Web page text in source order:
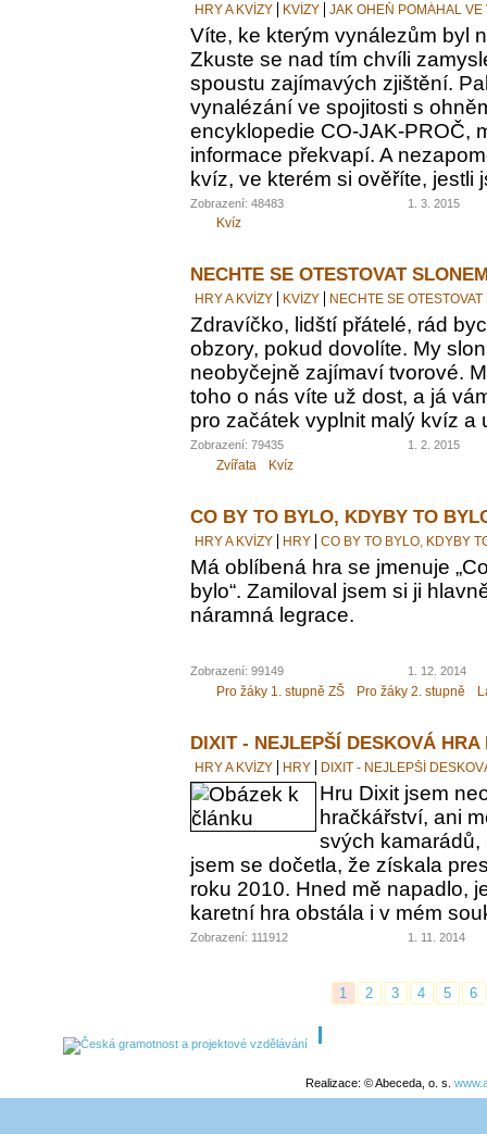
HRY A KVÍZY KVÍZY JAK OHEŇ POMÁHAL VE
Víte, ke kterým vynálezům byl
Zkuste se nad tím chvíli
spoustu zajímavých zjištění.
vynalézání ve spojitosti s
encyklopedie CO-JAK-PROČ,
informace překvapí. A
kvíz, ve kterém si ověříte, jestli
Zobrazení: 48483 1. 3. 2015
Kvíz
NECHTE SE OTESTOVAT
HRY A KVÍZY KVÍZY NECHTE SE
Zdravíčko, lidští přátelé, rád
obzory, pokud dovolíte. My
neobyčejně zajímaví tvorové.
toho o nás víte už dost, a já
pro začátek vyplnit malý kvíz a
Zobrazení: 79435 1. 2. 2015
Zvířata Kvíz
CO BY TO BYLO, KDYBY TO
HRY A KVÍZY HRY CO BY TO BYLO, KDYBY
Má oblíbená hra se jmenuje
bylo“. Zamiloval jsem si ji
náramná legrace.
Zobrazení: 99149 1. 12. 2014
Pro žáky 1. stupně ZŠ Pro žáky 2. stupně
DIXIT - NEJLEPŠÍ DESKOVÁ HRA
HRY A KVÍZY HRY DIXIT - NEJLEPŠÍ
Hru Dixit jsem
hračkářství, ani
svých kamarádů,
jsem se dočetla, že získala
roku 2010. Hned mě napadlo,
karetní hra obstála i v mém
Zobrazení: 111912 1. 11. 2014
1 2 3 4 5 6
Realizace: © Abeceda, o. s.